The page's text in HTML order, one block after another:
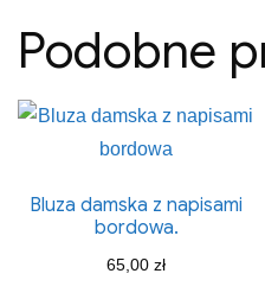
Podobne
Bluza damska z napisami
bordowa.
65,00zł